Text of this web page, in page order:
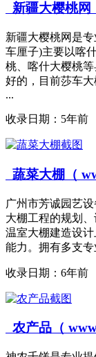
新疆大樱桃网
新疆大樱桃网是
车厘子)主要以喀
桃、喀什大樱桃
好的，目前莎车
...
收录日期： 5年前
蔬菜大棚（
广州市芳诚园艺
大棚工程的规划
温室大棚建造设
能力。拥有多支
收录日期： 6年前
农产品（